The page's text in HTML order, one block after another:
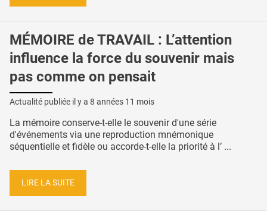
MÉMOIRE de TRAVAIL : L’attention
influence la force du souvenir mais
pas comme on pensait
Actualité publiée il y a 8 années 11 mois
La mémoire conserve-t-elle le souvenir d'une série
d'événements via une reproduction mnémonique
séquentielle et fidèle ou accorde-t-elle la priorité à l’ ...
LIRE LA SUITE